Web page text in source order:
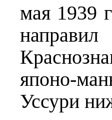
мая 1939
японо-
Уссури